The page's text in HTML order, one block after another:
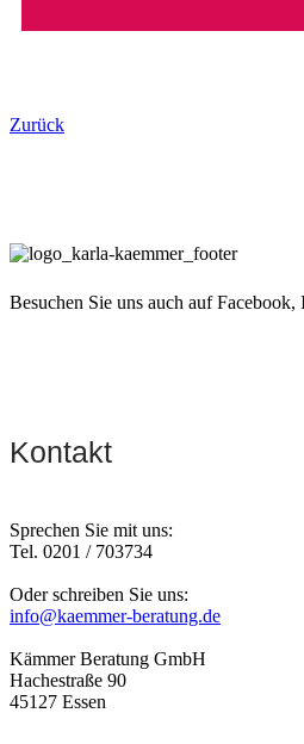
Zurück
Besuchen Sie uns auch auf
Kontakt
Sprechen Sie mit uns:
Tel. 0201 / 703734
Oder schreiben Sie uns:
info@kaemmer-beratung.de
Kämmer Beratung GmbH
Hachestraße 90
45127 Essen